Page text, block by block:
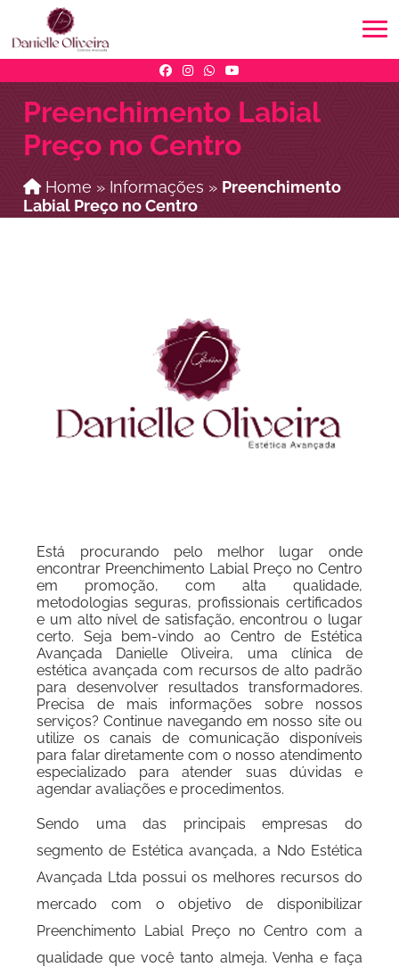
Preenchimento Labial
Preço no Centro
Home » Informações » Preenchimento
Labial Preço no Centro
Está procurando pelo melhor lugar onde
encontrar Preenchimento Labial Preço no Centro
em promoção, com alta qualidade,
metodologias seguras, profissionais certificados
e um alto nível de satisfação, encontrou o lugar
certo. Seja bem-vindo ao Centro de Estética
Avançada Danielle Oliveira, uma clínica de
estética avançada com recursos de alto padrão
para desenvolver resultados transformadores.
Precisa de mais informações sobre nossos
serviços? Continue navegando em nosso site ou
utilize os canais de comunicação disponíveis
para falar diretamente com o nosso atendimento
especializado para atender suas dúvidas e
agendar avaliações e procedimentos.
Sendo uma das principais empresas do
segmento de Estética avançada, a Ndo Estética
Avançada Ltda possui os melhores recursos do
mercado com o objetivo de disponibilizar
Preenchimento Labial Preço no Centro com a
qualidade que você tanto almeja. Venha e faça